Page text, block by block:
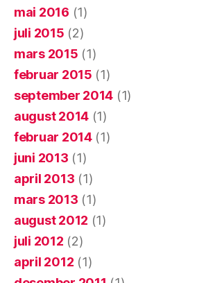
mai 2016 (1)
juli 2015 (2)
mars 2015 (1)
februar 2015 (1)
september 2014 (1)
august 2014 (1)
februar 2014(1)
juni 2013 (1)
april 2013 (1)
mars 2013 (1)
august 2012 (1)
juli 2012 (2)
april 2012 (1)